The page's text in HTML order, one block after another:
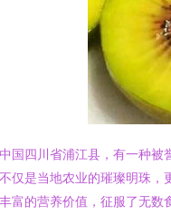
国四川省浦江县，有一种
仅是当地农业的璀璨明珠，
富的营养价值，征服了无数